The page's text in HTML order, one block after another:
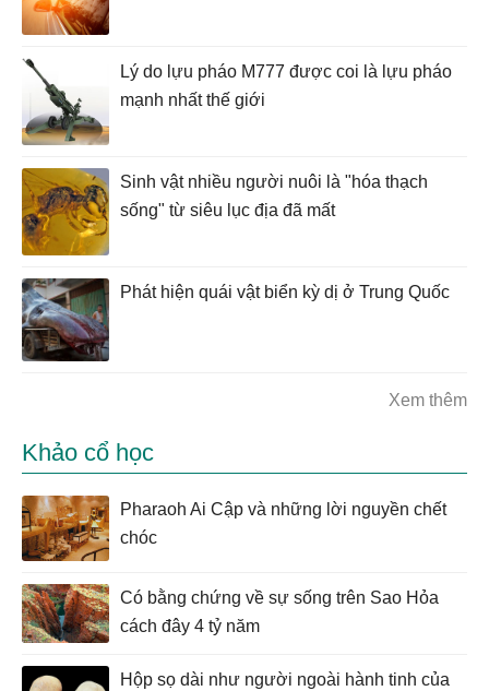
Lý do lựu pháo M777 được coi là lựu pháo
mạnh nhất thế giới
Sinh vật nhiều người nuôi là "hóa thạch
sống" từ siêu lục địa đã mất
Phát hiện quái vật biển kỳ dị ở Trung Quốc
Xem thêm
Khảo cổ học
Pharaoh Ai Cập và những lời nguyền chết
chóc
Có bằng chứng về sự sống trên Sao Hỏa
cách đây 4 tỷ năm
Hộp sọ dài như người ngoài hành tinh của